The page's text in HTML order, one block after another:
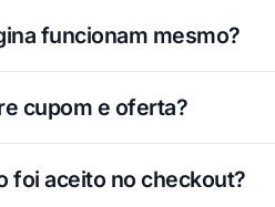
funcionam mesmo?
cupom e oferta?
foi aceito no checkout?